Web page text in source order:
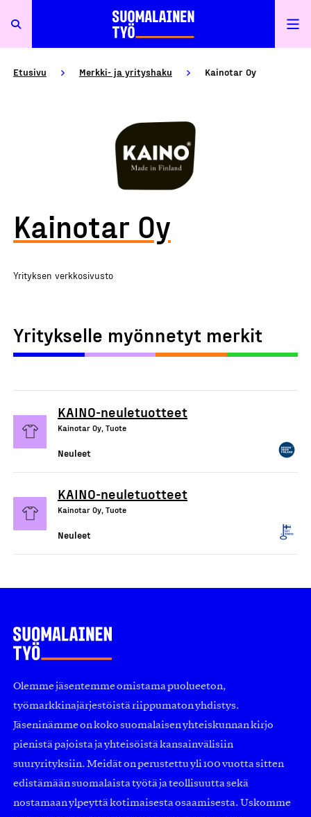
Etusivu Merkki- ja yrityshaku Kainotar Oy
Kainotar Oy
Yrityksen verkkosivusto
Yritykselle myönnetyt merkit
KAINO-neuletuotteet
Kainotar Oy, Tuote
Neuleet
KAINO-neuletuotteet
Kainotar Oy, Tuote
Neuleet
Olemme jäsentemme omistama puolueeton,
työmarkkinajärjestöistä riippumaton yhdistys.
Jäseninämme on koko suomalaisen yhteiskunnan kirjo
pienistä pajoista ja yhteisöistä kansainvälisiin
suuryrityksiin. Meidät on perustettu yli 100 vuotta sitten
edistämään suomalaista työtä ja teollisuutta sekä
nostamaan ylpeyttä kotimaisesta osaamisesta. Uskomme